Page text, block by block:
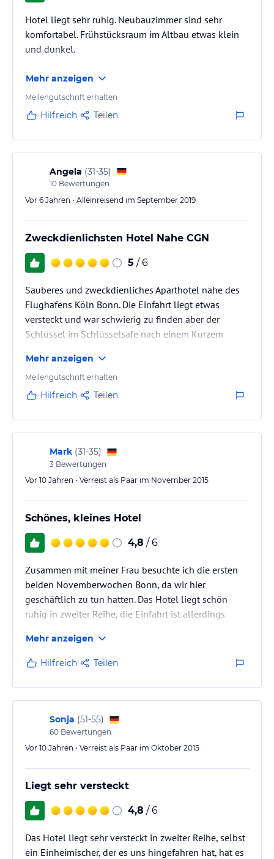
Hotel liegt sehr ruhig. Neubauzimmer sind sehr
komfortabel. Frühstücksraum im Altbau etwas klein
und dunkel.
Mehr anzeigen
Meilengutschrift erhalten
Hilfreich Teilen
Angela (31-35)
10 Bewertungen
Vor 6 Jahren • Alleinreisend im September 2019
Zweckdienlichsten Hotel Nahe CGN
5 / 6
Sauberes und zweckdienliches Aparthotel nahe des
Flughafens Köln Bonn. Die Einfahrt liegt etwas
versteckt und war schwierig zu finden aber der
Schlüssel im Schlüsselsafe nach einem Kurzem
nicht üppig aber in Ordnung und der Preis selbst für
Messezeiten in Ordnung.
Mehr anzeigen
Meilengutschrift erhalten
Hilfreich Teilen
Mark (31-35)
3 Bewertungen
Vor 10 Jahren • Verreist als Paar im November 2015
Schönes, kleines Hotel
4,8 / 6
Zusammen mit meiner Frau besuchte ich die ersten
beiden Novemberwochen Bonn, da wir hier
geschäftlich zu tun hatten. Das Hotel liegt schön
ruhig in zweiter Reihe, die Einfahrt ist allerdings
uns auch Fahrzeuge direkt auf der Einfahrt, so dass
man nicht immer sofort rein kam.
Das Hotel selbst ist wirklich winzig, eher ein
Wohnhaus. Direkt davor gibt es ca. 5 Parkplätze, wir
haben immer einen bekommen. In den zwei Wochen
hatten wir insgesamt 3 Doppelzimmer - alle…
Mehr anzeigen
Hilfreich Teilen
Sonja (51-55)
60 Bewertungen
Vor 10 Jahren • Verreist als Paar im Oktober 2015
Liegt sehr versteckt
4,8 / 6
Das Hotel liegt sehr versteckt in zweiter Reihe, selbst
ein Einheimischer, der es uns hingefahren hat, hat es